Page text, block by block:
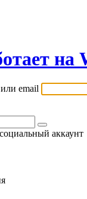
на
email
аккаунт